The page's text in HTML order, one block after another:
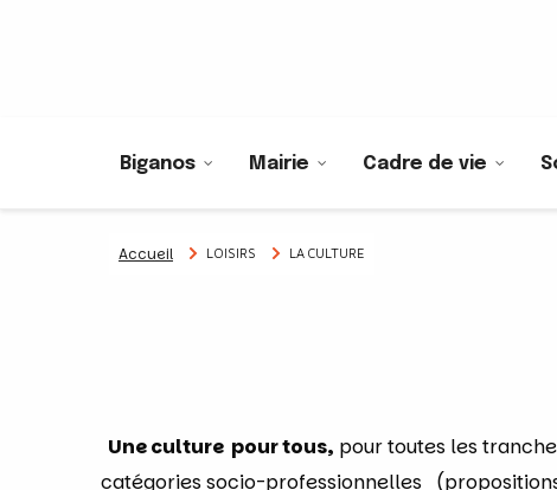
Biganos Mairie Cadre de vie
Accueil LOISIRS LA CULTURE
Une culture pour tous, pour toutes les
catégories socio-professionnelles